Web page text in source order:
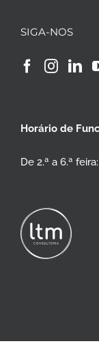
SIGA-NOS
Horário de
De 2.ª a 6.ª